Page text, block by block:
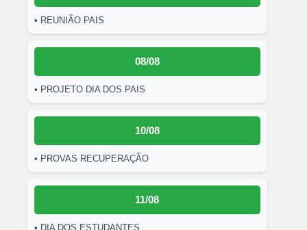
• REUNIÃO PAIS
08/08
• PROJETO DIA DOS PAIS
10/08
• PROVAS RECUPERAÇÃO
11/08
• DIA DOS ESTUDANTES